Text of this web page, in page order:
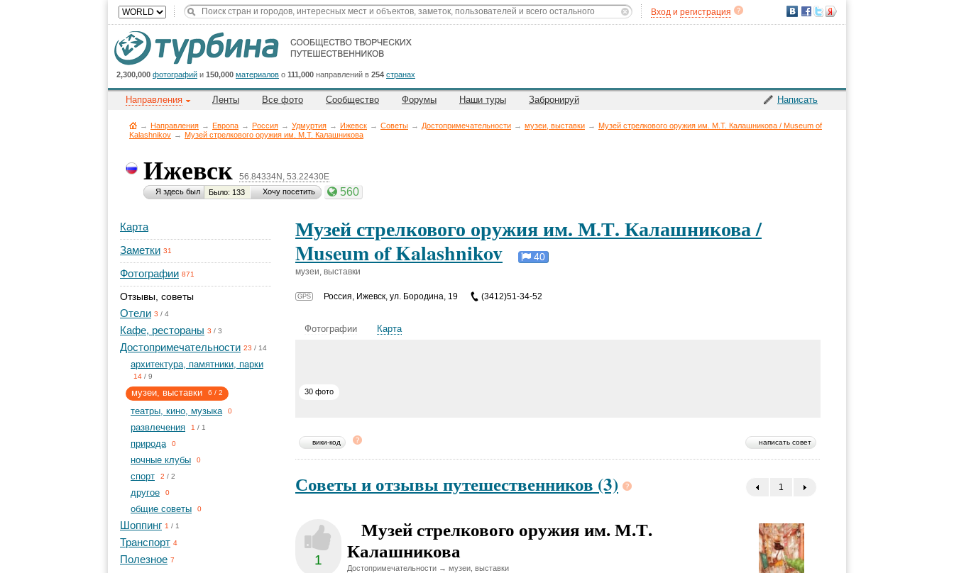
Вход и регистрация
2,300,000 фотографий и 150,000 материалов о 111,000 направлений в 254 странах
Написать
Направления Ленты Все фото Сообщество Форумы Наши туры Забронируй
→ Направления → Европа → Россия → Удмуртия → Ижевск → Советы → Достопримечательности → музеи, выставки → Музей стрелкового оружия им. М.Т. Калашникова / Museum of
Kalashnikov → Музей стрелкового оружия им. М.Т. Калашникова
Ижевск 56.84334N, 53.22430E
Я здесь был Было: 133 Хочу посетить 560
Карта
Заметки 31
Фотографии 871
Отзывы, советы
Отели 3 / 4
Кафе, рестораны 3 / 3
Достопримечательности 23 / 14
архитектура, памятники, парки
14 / 9
музеи, выставки 6 / 2
театры, кино, музыка 0
развлечения 1 / 1
природа 0
ночные клубы 0
спорт 2 / 2
другое 0
общие советы 0
Шоппинг 1 / 1
Транспорт 4
Полезное 7
Музей стрелкового оружия им. М.Т. Калашникова /
Museum of Kalashnikov
40
музеи, выставки
GPS Россия, Ижевск, ул. Бородина, 19 (3412)51-34-52
Фотографии Карта
30 фото
вики-код написать совет
Советы и отзывы путешественников (3) 1
1
Музей стрелкового оружия им. М.Т.
Калашникова
Достопримечательности → музеи, выставки